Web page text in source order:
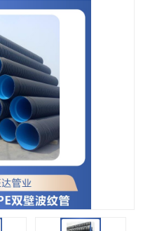
HDPE电力通讯管
MPP电力通信管
联塑PPR管
联塑家装红蓝线管